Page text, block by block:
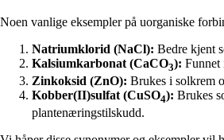
Noen vanlige eksempler på uorganiske
Natriumklorid (NaCl): Bedre kjent
Kalsiumkarbonat (CaCO3): Funnet
Zinkoksid (ZnO): Brukes i solkrem
Kobber(II)sulfat (CuSO4): Brukes
plantenæringstilskudd.